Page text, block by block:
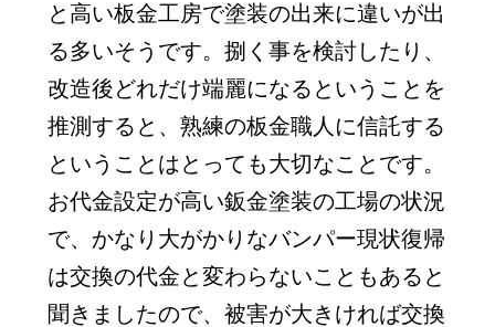
と高い板金工房で塗装の出来に違いが出
る多いそうです。捌く事を検討したり、
改造後どれだけ端麗になるということを
推測すると、熟練の板金職人に信託する
ということはとっても大切なことです。
お代金設定が高い鈑金塗装の工場の状況
で、かなり大がかりなバンパー現状復帰
は交換の代金と変わらないこともあると
聞きましたので、被害が大きければ交換